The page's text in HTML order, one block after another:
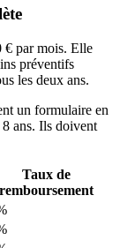
€ par mois. Elle
préventifs
les deux ans.
un formulaire en
ans. Ils doivent
Taux de
remboursement